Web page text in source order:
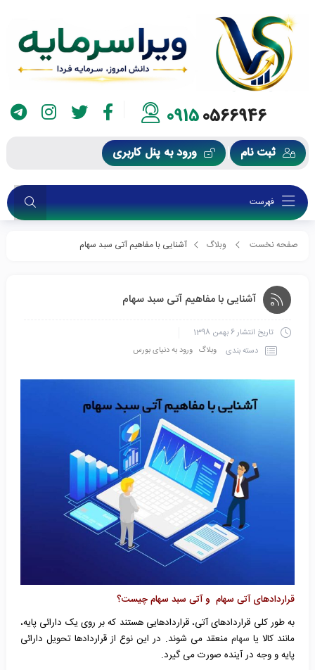
09150566946
ثبت نام ورود به پنل کاربری
فهرست
صفحه نخست وبلاگ آشنایی با مفاهیم آتی سبد سهام
آشنایی با مفاهیم آتی سبد سهام
تاریخ انتشار6 بهمن 1398
دسته بندی
وبلاگ ورود به دنیای بورس
قراردادهای آتی سهام و آتی سبد سهام چیست؟
به طور کلی قراردادهای آتی، قراردادهایی هستند که بر روی یک دارائی پایه،
مانند کالا یا سهام منعقد می شوند. در این نوع از قراردادها تحویل دارائی
پایه و وجه در آینده صورت می گیرد.